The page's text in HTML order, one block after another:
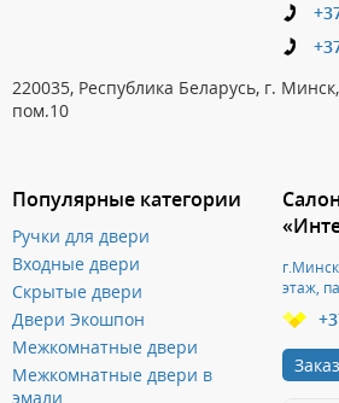
Популярные категории
Ручки для двери
Входные двери
Скрытые двери
Двери Экошпон
Межкомнатные двери
Межкомнатные двери в
эмали
220035, Республика Беларусь, г.
пом.10
этаж,